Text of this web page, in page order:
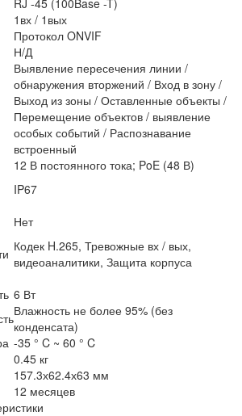
1вх / 1вых
Протокол ONVIF
Н/Д
Выявление пересечения линии /
обнаружения вторжений / Вход в зону /
Выход из зоны / Оставленные объекты /
Перемещение объектов / выявление
особых событий / Распознавание
встроенный
12 В постоянного тока; PoE (48 В)
IP67
Нет
Кодек H.265, Тревожные вх / вых,
видеоаналитики, Защита корпуса
6 Вт
Влажность не более 95% (без
конденсата)
-35 ° C ~ 60 ° C
0.45 кг
157.3х62.4х63 мм
12 месяцев